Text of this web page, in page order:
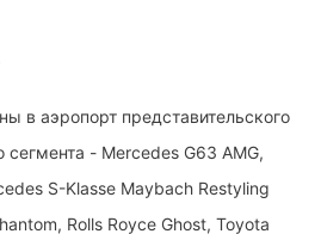
в аэропорт представительского
- Mercedes G63 AMG,
S-Klasse Maybach Restyling
Rolls Royce Ghost, Toyota